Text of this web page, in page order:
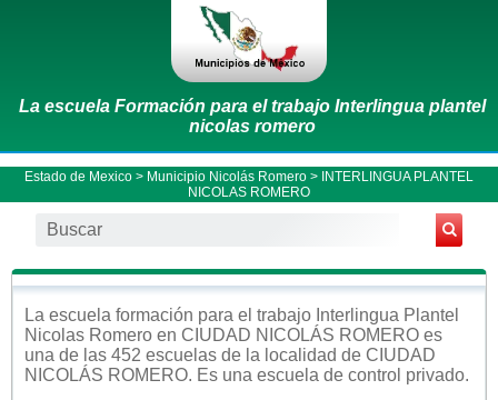
La escuela Formación para el trabajo Interlingua plantel
nicolas romero
Estado de Mexico > Municipio Nicolás Romero > INTERLINGUA PLANTEL
NICOLAS ROMERO
La escuela formación para el trabajo Interlingua Plantel
Nicolas Romero en CIUDAD NICOLÁS ROMERO es
una de las 452 escuelas de la localidad de CIUDAD
NICOLÁS ROMERO. Es una escuela de control privado.